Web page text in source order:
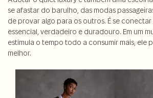
se afastar do barulho, das modas
de provar algo para os outros. É se
essencial, verdadeiro e duradouro. Em um
estimula o tempo todo a consumir mais, ele
melhor.